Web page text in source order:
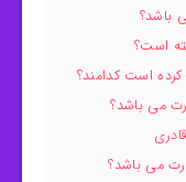
باشد؟
است؟
است کدامند؟